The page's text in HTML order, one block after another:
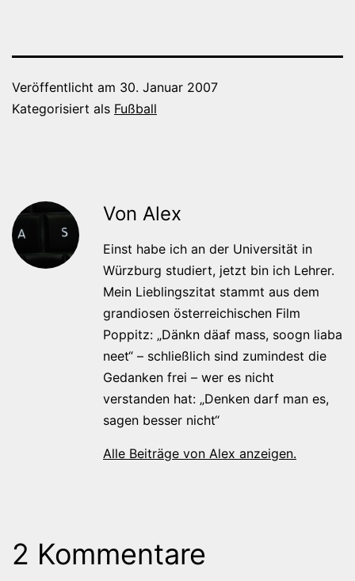
Veröffentlicht am 30. Januar 2007
Kategorisiert als Fußball
Von Alex
Einst habe ich an der Universität in
Würzburg studiert, jetzt bin ich Lehrer.
Mein Lieblingszitat stammt aus dem
grandiosen österreichischen Film
Poppitz: „Dänkn däaf mass, soogn liaba
neet“ – schließlich sind zumindest die
Gedanken frei – wer es nicht
verstanden hat: „Denken darf man es,
sagen besser nicht“
Alle Beiträge von Alex anzeigen.
2 Kommentare